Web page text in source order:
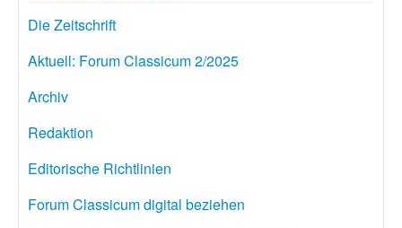
Die Zeitschrift
Aktuell: Forum Classicum 2/2025
Archiv
Redaktion
Editorische Richtlinien
Forum Classicum digital beziehen